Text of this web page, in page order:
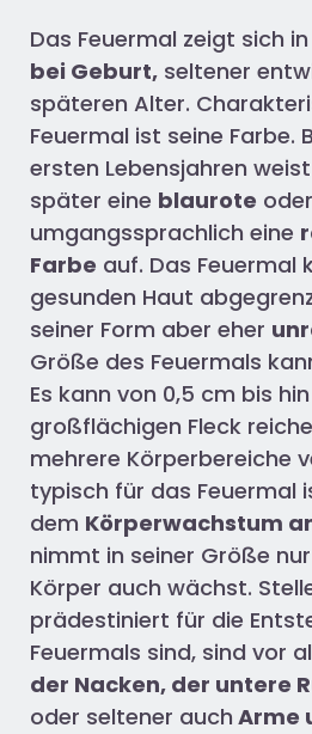
Das Feuermal zeigt sich
bei Geburt, seltener
späteren Alter.
Feuermal ist seine Farbe.
ersten Lebensjahren
später eine blaurote
umgangssprachlich eine
Farbe auf. Das Feuermal
gesunden Haut
seiner Form aber eher
Größe des Feuermals
Es kann von 0,5 cm bis
großflächigen Fleck
mehrere Körperbereiche
typisch für das Feuermal
dem Körperwachstum
nimmt in seiner Größe
Körper auch wächst.
prädestiniert für die
Feuermals sind, sind vor
der Nacken, der untere
oder seltener auch Arme